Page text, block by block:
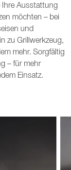
Ihre Ausstattung
möchten – bei
und
zu Grillwerkzeug,
mehr. Sorgfältig
– für mehr
Einsatz.